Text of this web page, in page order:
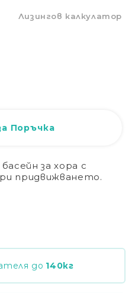
за хора с
придвижването.
Лизингов калкулатор
Поръчка
до 140кг